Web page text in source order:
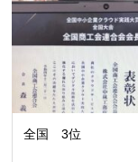
全国 3位